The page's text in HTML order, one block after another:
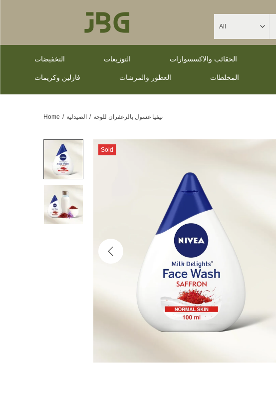
التخفيضات التوزيعات الحقائب والاكسسوارات
فازلين وكريمات العطور والمرشات المخلطات
Home / الصيدلية / نيفيا غسول بالزعفران للوجه
Sold